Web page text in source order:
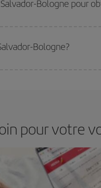
Bologne pour
des vols pas chers
Bologne?
pour votre